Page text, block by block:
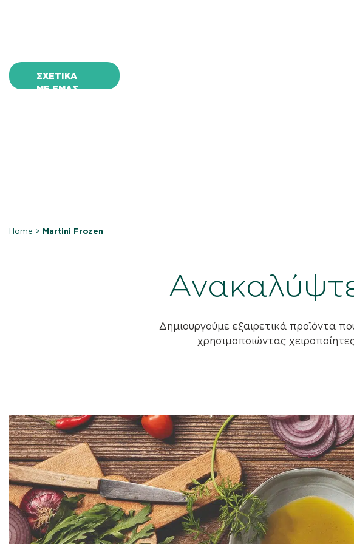
ΣΧΕΤΙΚΑ
ΜΕ ΕΜΑΣ
Home > Martini Frozen
Δημιουργούμε εξαιρετικά προϊόντα
χρησιμοποιώντας